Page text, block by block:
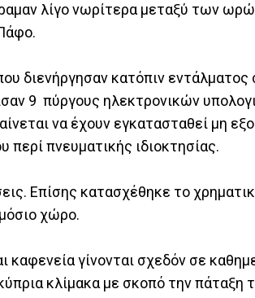
λίγο νωρίτερα μεταξύ των
διενήργησαν κατόπιν εντάλματος
9 πύργους ηλεκτρονικών
να έχουν εγκατασταθεί μη
πνευματικής ιδιοκτησίας.
Επίσης κατασχέθηκε το
χώρο.
γίνονται σχεδόν σε
κλίμακα με σκοπό την πάταξη